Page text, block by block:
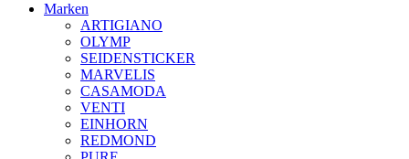
Marken
ARTIGIANO
OLYMP
SEIDENSTICKER
MARVELIS
CASAMODA
VENTI
EINHORN
REDMOND